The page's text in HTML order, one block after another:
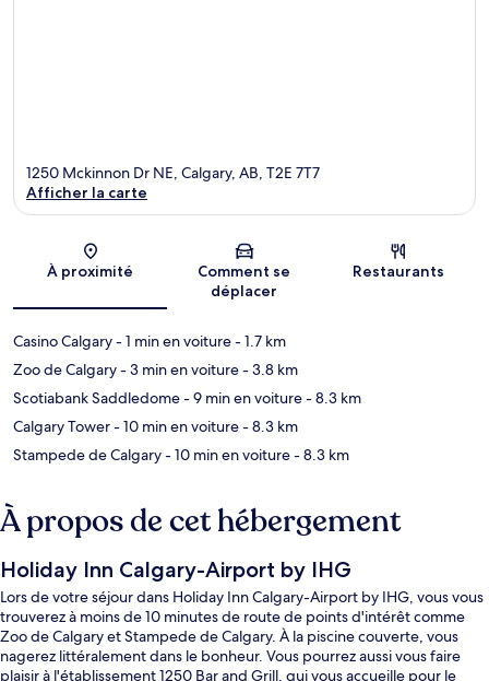
Carte
1250 Mckinnon Dr NE, Calgary, AB, T2E 7T7
Afficher la carte
À proximité
Comment se
déplacer
Restaurants
Casino Calgary- 1 min en voiture- 1.7 km
Zoo de Calgary- 3 min en voiture- 3.8 km
Scotiabank Saddledome- 9 min en voiture- 8.3 km
Calgary Tower- 10 min en voiture- 8.3 km
Stampede de Calgary- 10 min en voiture- 8.3 km
À propos de cet hébergement
Holiday Inn Calgary-Airport by IHG
Lors de votre séjour dans Holiday Inn Calgary-Airport by IHG, vous vous
trouverez à moins de 10 minutes de route de points d'intérêt comme
Zoo de Calgary et Stampede de Calgary. À la piscine couverte, vous
nagerez littéralement dans le bonheur. Vous pourrez aussi vous faire
plaisir à l'établissement 1250 Bar and Grill, qui vous accueille pour le